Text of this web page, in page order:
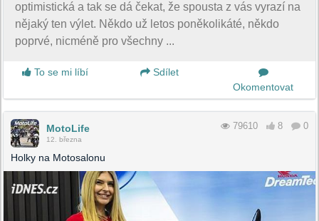
optimistická a tak se dá čekat, že spousta z vás vyrazí na
nějaký ten výlet. Někdo už letos poněkolikáté, někdo
poprvé, nicméně pro všechny ...
To se mi líbí
Sdílet
Okomentovat
MotoLife
12. března
79610 8 0
Holky na Motosalonu